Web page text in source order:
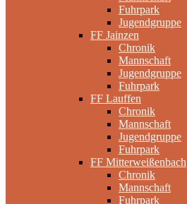
Fuhrpark
Jugendgruppe
FF Jainzen
Chronik
Mannschaft
Jugendgruppe
Fuhrpark
FF Lauffen
Chronik
Mannschaft
Jugendgruppe
Fuhrpark
FF Mitterweißenbach
Chronik
Mannschaft
Fuhrpark